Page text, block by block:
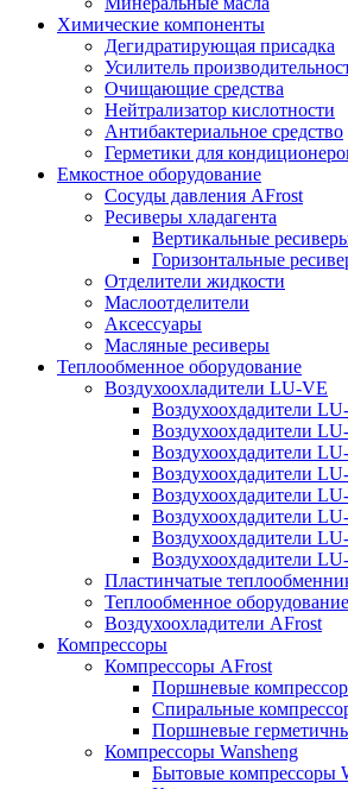
Химические компоненты
Дегидратирующая присадка
Усилитель
Очищающие средства
Нейтрализатор кислотности
Антибактериальное средство
Герметики для
Емкостное оборудование
Сосуды давления AFrost
Ресиверы хладагента
Вертикальные
Горизонтальные
Отделители жидкости
Маслоотделители
Аксессуары
Масляные ресиверы
Теплообменное оборудование
Воздухоохладители LU-VE
Воздухоохдадители
Воздухоохдадители
Воздухоохдадители
Воздухоохдадители
Воздухоохдадители
Воздухоохдадители
Воздухоохдадители
Воздухоохдадители
Пластинчатые
Теплообменное
Воздухоохладители AFrost
Компрессоры
Компрессоры AFrost
Поршневые
Спиральные
Поршневые
Компрессоры Wansheng
Бытовые компрессоры